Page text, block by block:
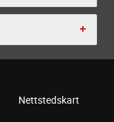
Nettstedskart